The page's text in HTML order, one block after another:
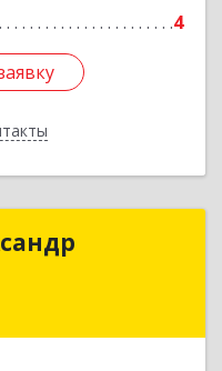
4
Александр